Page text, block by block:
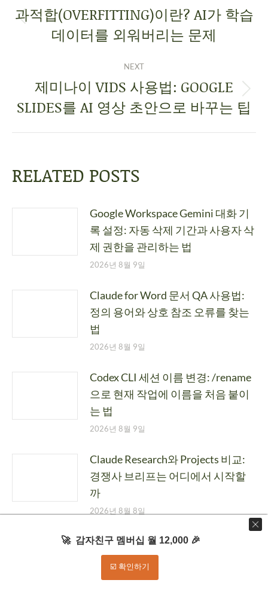
과적합(OVERFITTING)이란? AI가 학습
데이터를 외워버리는 문제
NEXT
제미나이 VIDS 사용법: GOOGLE
SLIDES를 AI 영상 초안으로 바꾸는 팁
RELATED POSTS
Google Workspace Gemini 대화 기
록 설정: 자동 삭제 기간과 사용자 삭
제 권한을 관리하는 법
2026년 8월 9일
Claude for Word 문서 QA 사용법:
정의 용어와 상호 참조 오류를 찾는
법
2026년 8월 9일
Codex CLI 세션 이름 변경: /rename
으로 현재 작업에 이름을 처음 붙이
는 법
2026년 8월 9일
Claude Research와 Projects 비교:
경쟁사 브리프는 어디에서 시작할
까
2026년 8월 8일
Claude Enterprise 그룹 공유 설정:
새 공유를 막고 기존 프로젝트 접근
을 회수하는 법
🚀 감자친구 멤버십 월 12,000 🎉
☑️ 확인하기